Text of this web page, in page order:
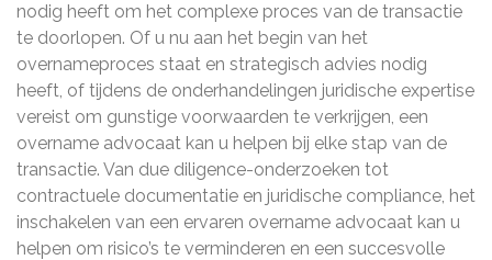
nodig heeft om het complexe proces van de transactie
te doorlopen. Of u nu aan het begin van het
overnameproces staat en strategisch advies nodig
heeft, of tijdens de onderhandelingen juridische expertise
vereist om gunstige voorwaarden te verkrijgen, een
overname advocaat kan u helpen bij elke stap van de
transactie. Van due diligence-onderzoeken tot
contractuele documentatie en juridische compliance, het
inschakelen van een ervaren overname advocaat kan u
helpen om risico’s te verminderen en een succesvolle